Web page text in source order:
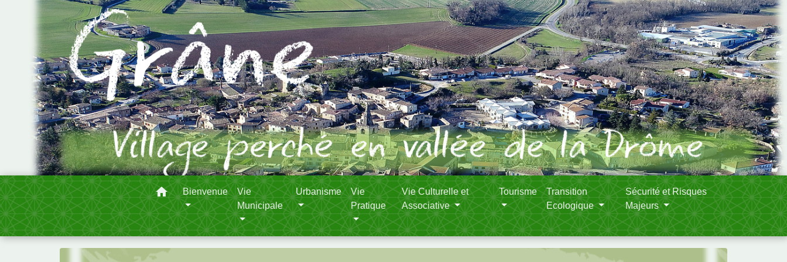
home Bienvenue
Vie
Municipale
Urbanisme
Vie
Pratique
Vie Culturelle et
Associative
Tourisme
Transition
Ecologique
Sécurité et Risques
Majeurs